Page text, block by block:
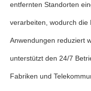
entfernten Standorten
verarbeiten, wodurch die
Anwendungen reduziert
unterstützt den 24/7
Fabriken und